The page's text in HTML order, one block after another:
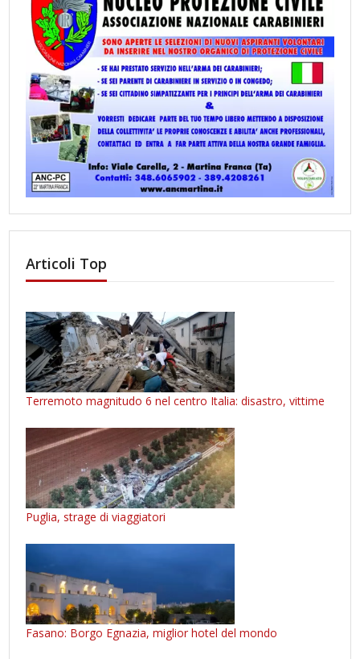
Articoli Top
Terremoto magnitudo 6 nel centro Italia: disastro, vittime
Puglia, strage di viaggiatori
Fasano: Borgo Egnazia, miglior hotel del mondo